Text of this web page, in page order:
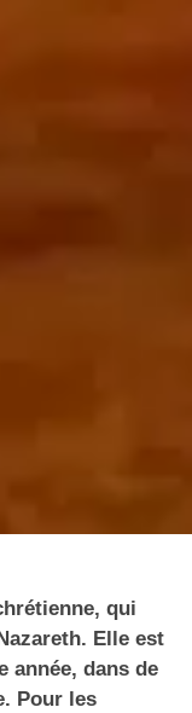
qui
Elle est
année, dans de
Pour les